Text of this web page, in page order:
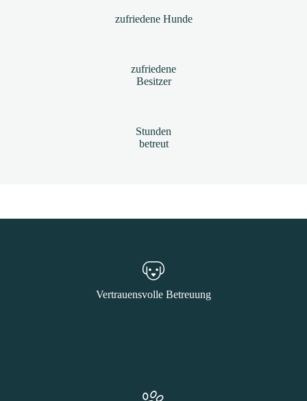
zufriedene Hunde
zufriedene
Besitzer
Stunden
betreut
Vertrauensvolle Betreuung